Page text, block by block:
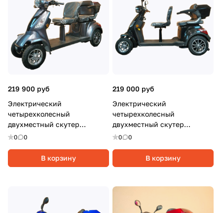
219 900 руб
Электрический
четырехколесный
двухместный скутер
Syccyba 4rike X2, 1000Вт, 20
0 0
В корзину
219 000 руб
Электрический
четырехколесный
двухместный скутер
Syccyba 4rike X2, 1000Вт, 20
0 0
В корзину